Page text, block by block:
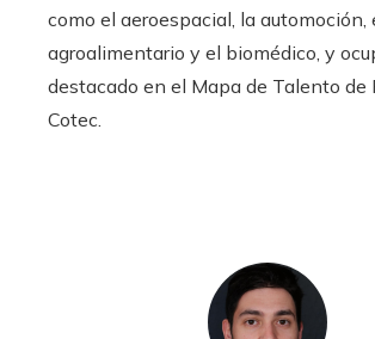
como el aeroespacial, la automoción,
agroalimentario y el biomédico, y
destacado en el Mapa de Talento de
Cotec.